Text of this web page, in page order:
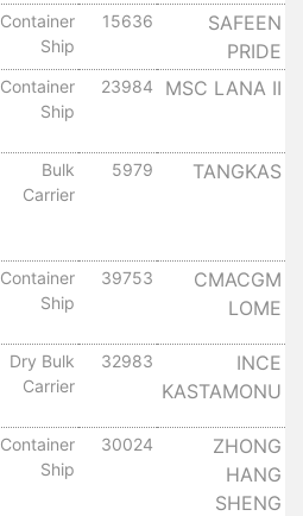
SAFEEN
PRIDE
15636
Container
Ship
MSC LANA II
23984
Container
Ship
TANGKAS
5979
Bulk
Carrier
CMACGM
LOME
39753
Container
Ship
INCE
KASTAMONU
32983
Dry Bulk
Carrier
ZHONG
HANG
SHENG
30024
Container
Ship